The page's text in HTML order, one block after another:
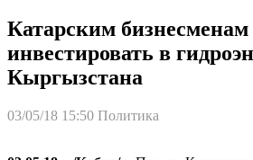
Катарским
инвестировать в
Кыргызстана
03/05/18 15:50 Политика